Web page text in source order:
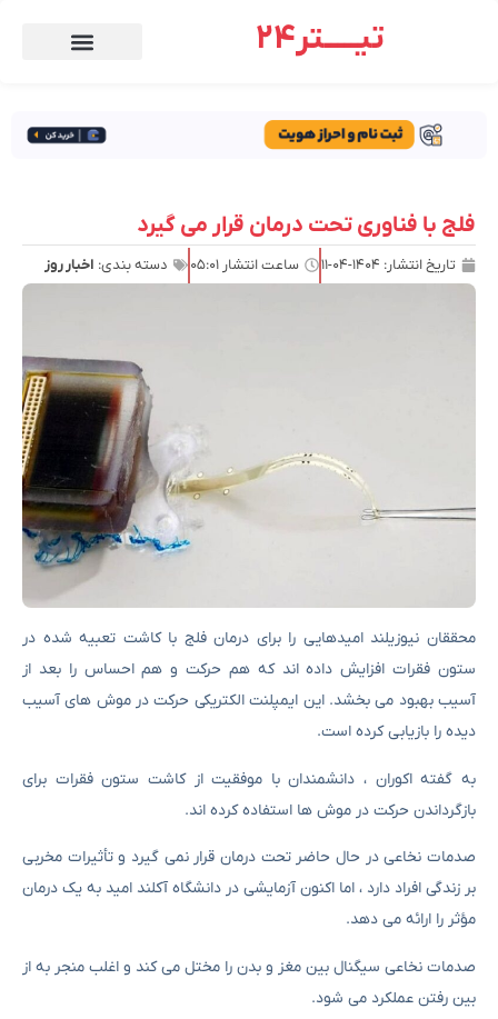
تیـــــتر24
فلج با فناوری تحت درمان قرار می گیرد
تاریخ انتشار: ۱۴۰۴-۰۴-۱۱ ساعت انتشار ۰۵:۰۱ دسته بندی: اخبار روز
محققان نیوزیلند امیدهایی را برای درمان فلج با کاشت تعبیه شده در
ستون فقرات افزایش داده اند که هم حرکت و هم احساس را بعد از
آسیب بهبود می بخشد. این ایمپلنت الکتریکی حرکت در موش های آسیب
دیده را بازیابی کرده است.
به گفته اکوران ، دانشمندان با موفقیت از کاشت ستون فقرات برای
بازگرداندن حرکت در موش ها استفاده کرده اند.
صدمات نخاعی در حال حاضر تحت درمان قرار نمی گیرد و تأثیرات مخربی
بر زندگی افراد دارد ، اما اکنون آزمایشی در دانشگاه آکلند امید به یک درمان
مؤثر را ارائه می دهد.
صدمات نخاعی سیگنال بین مغز و بدن را مختل می کند و اغلب منجر به از
بین رفتن عملکرد می شود.